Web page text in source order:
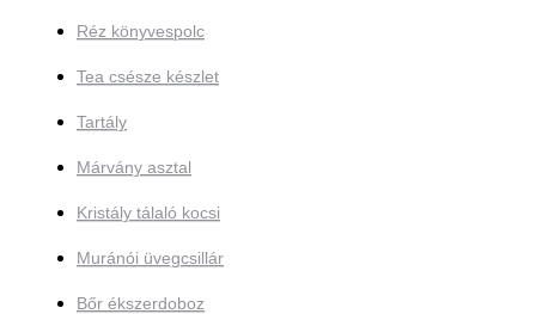
Réz könyvespolc
Tea csésze készlet
Tartály
Márvány asztal
Kristály tálaló kocsi
Muránói üvegcsillár
Bőr ékszerdoboz